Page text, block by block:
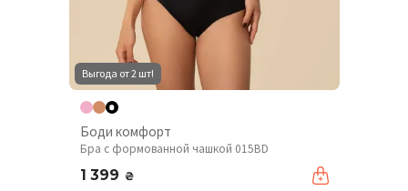
Выгода от 2 шт!
Боди комфорт
Бра с формованной чашкой 015BD
1 399 ₴